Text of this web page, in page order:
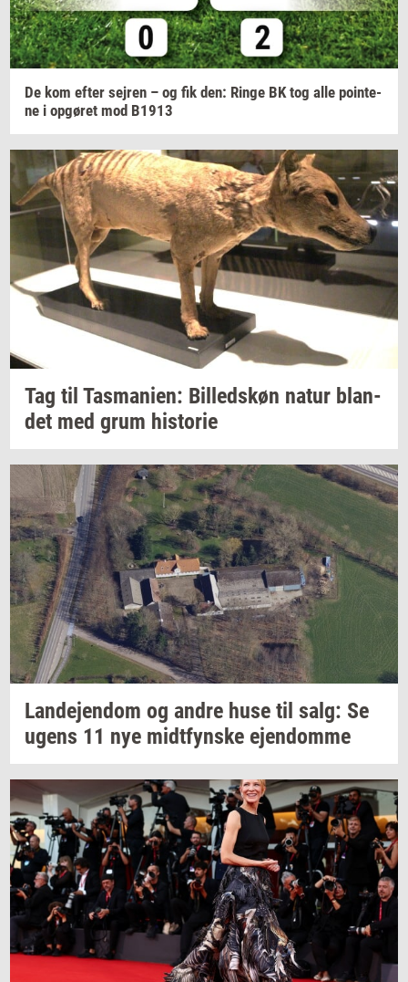
De kom efter sej­ren – og fik den: Ringe BK tog alle po­in­te­
ne i op­gø­ret mod B1913
Tag til Tas­ma­ni­en: Bil­leds­køn natur blan­
det med grum hi­sto­rie
Lan­de­jen­dom og andre huse til salg: Se
ugens 11 nye midt­fyn­s­ke ejen­dom­me